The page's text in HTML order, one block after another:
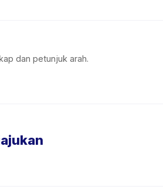
dan petunjuk arah.